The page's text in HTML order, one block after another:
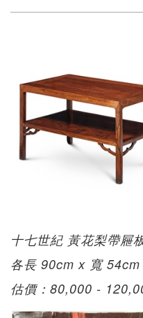
十七世紀 黃花梨帶屜
各長 90cm x 寬
估價：80,000 -